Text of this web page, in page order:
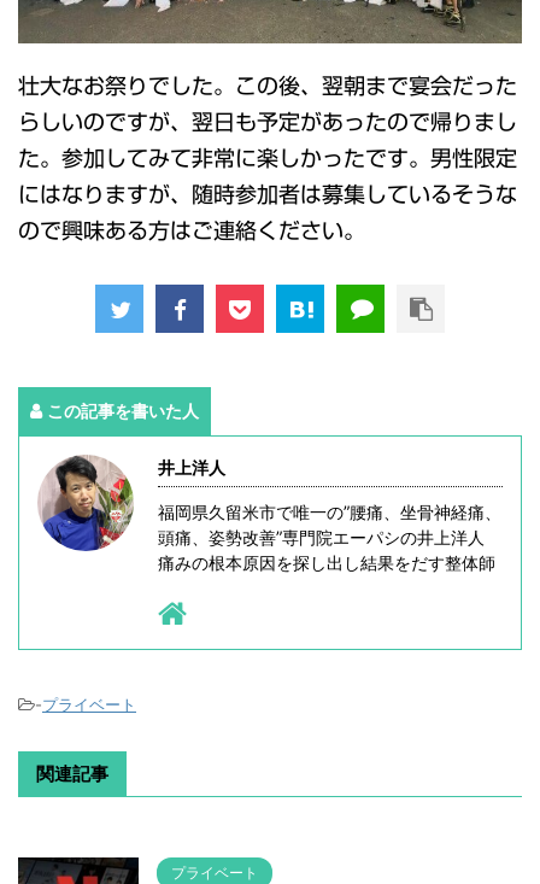
壮大なお祭りでした。この後、翌朝まで宴会だった
らしいのですが、翌日も予定があったので帰りまし
た。参加してみて非常に楽しかったです。男性限定
にはなりますが、随時参加者は募集しているそうな
ので興味ある方はご連絡ください。
この記事を書いた人
井上洋人
福岡県久留米市で唯一の”腰痛、坐骨神経痛、
頭痛、姿勢改善”専門院エーパシの井上洋人
痛みの根本原因を探し出し結果をだす整体師
-プライベート
関連記事
プライベート